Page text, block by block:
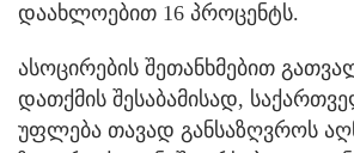
დაახლოებით 16 პროცენტს.
ასოცირების შეთანხმებით
დათქმის შესაბამისად,
უფლება თავად განსაზღვროს